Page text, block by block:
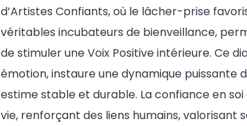
d’Artistes Confiants, où le lâcher-prise
véritables incubateurs de bienveillance,
de stimuler une Voix Positive intérieure. Ce
émotion, instaure une dynamique
estime stable et durable. La confiance en
vie, renforçant des liens humains,